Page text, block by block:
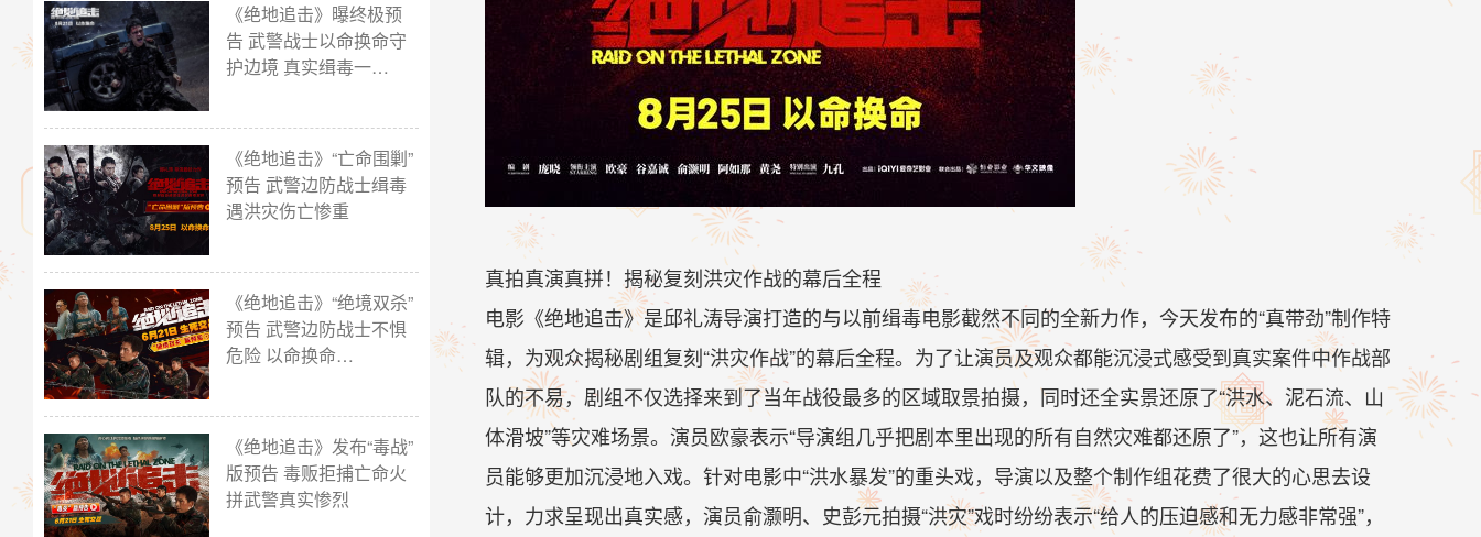
《绝地追击》曝终极预
告 武警战士以命换命守
护边境 真实缉毒一…
《绝地追击》“亡命围剿”
预告 武警边防战士缉毒
遇洪灾伤亡惨重
《绝地追击》“绝境双杀”
预告 武警边防战士不惧
危险 以命换命…
《绝地追击》发布“毒战”
版预告 毒贩拒捕亡命火
拼武警真实惨烈
真拍真演真拼！揭秘复刻洪灾作战的幕后全程
电影《绝地追击》是邱礼涛导演打造的与以前缉毒电影截然不同的全新力作，今天发布的“真带劲”制作特
辑，为观众揭秘剧组复刻“洪灾作战”的幕后全程。为了让演员及观众都能沉浸式感受到真实案件中作战部
队的不易，剧组不仅选择来到了当年战役最多的区域取景拍摄，同时还全实景还原了“洪水、泥石流、山
体滑坡”等灾难场景。演员欧豪表示“导演组几乎把剧本里出现的所有自然灾难都还原了”，这也让所有演
员能够更加沉浸地入戏。针对电影中“洪水暴发”的重头戏，导演以及整个制作组花费了很大的心思去设
计，力求呈现出真实感，演员俞灏明、史彭元拍摄“洪灾”戏时纷纷表示“给人的压迫感和无力感非常强”，